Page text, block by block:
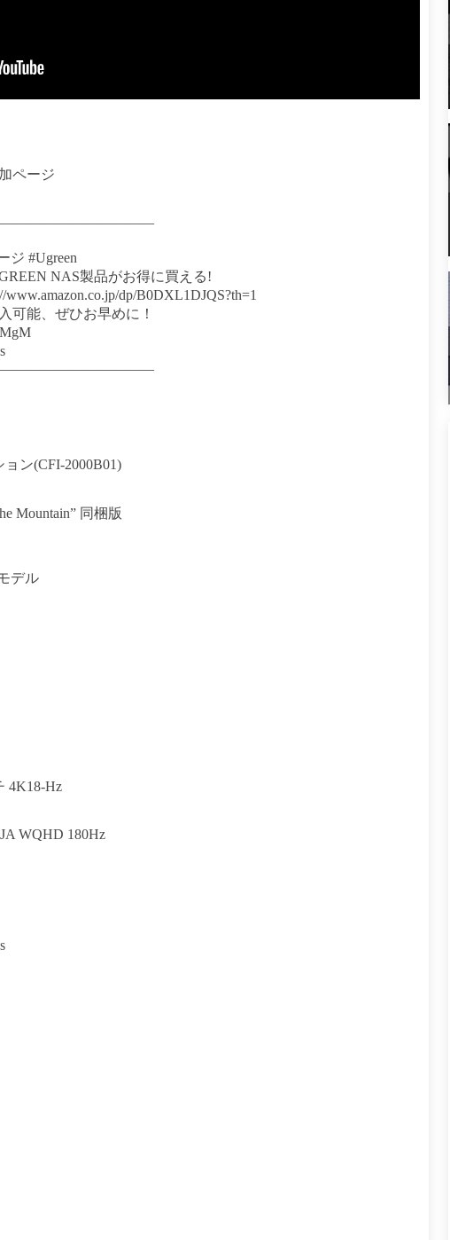
ページ
ジ #Ugreen
NAS製品がお得に買える!
dp/B0DXL1DJQS?th=1
可能、ぜひお早めに！
ン(CFI-2000B01)
Mountain” 同梱版
デル
4K18-Hz
WQHD 180Hz